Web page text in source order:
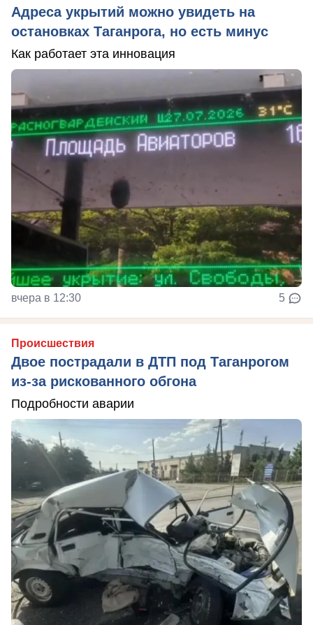
Адреса укрытий можно увидеть на
остановках Таганрога, но есть минус
Как работает эта инновация
вчера в 12:30 5
Происшествия
Двое пострадали в ДТП под Таганрогом
из-за рискованного обгона
Подробности аварии